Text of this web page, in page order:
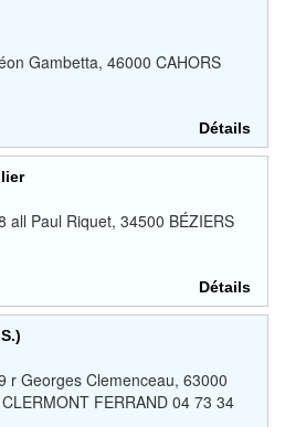
Gambetta, 46000 CAHORS
Détails
all Paul Riquet, 34500 BÉZIERS
Détails
r Georges Clemenceau, 63000
FERRAND 04 73 34